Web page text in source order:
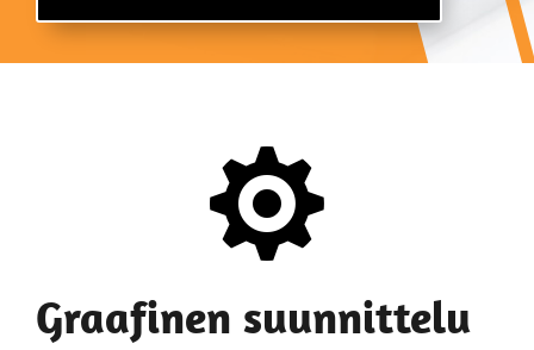

Graafinen suunnittelu